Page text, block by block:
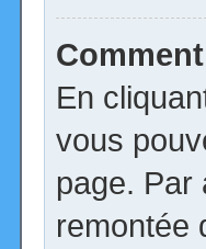
En
vous
page. Par
remontée